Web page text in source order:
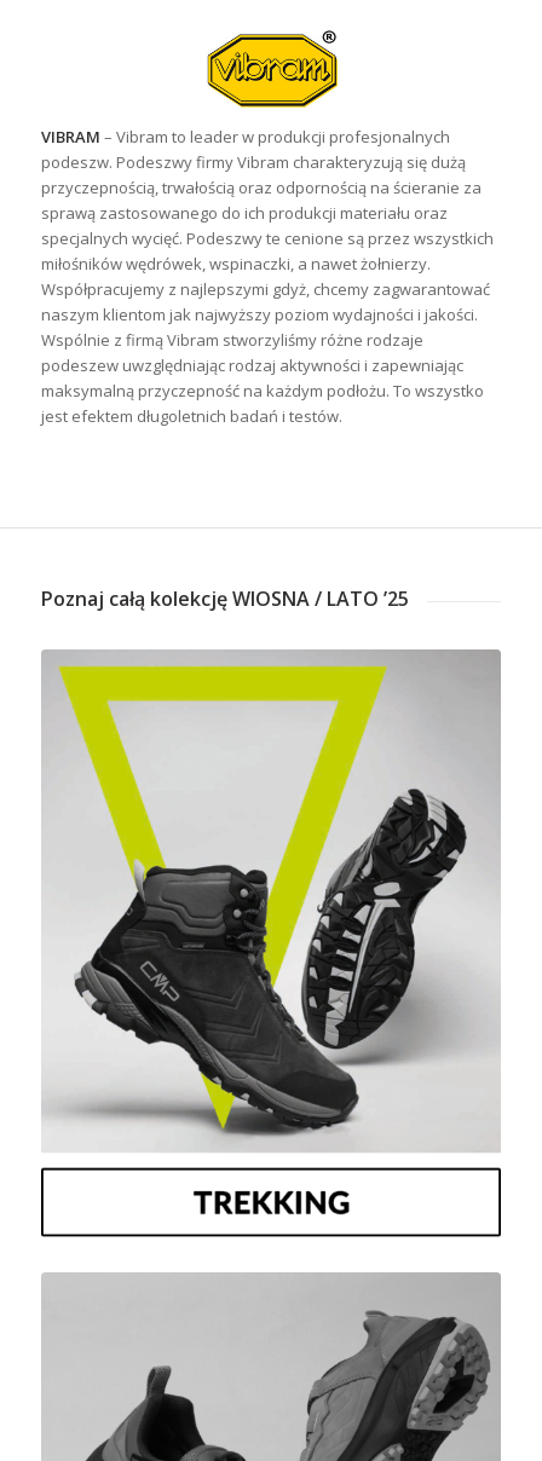
VIBRAM – Vibram to leader w produkcji profesjonalnych
podeszw. Podeszwy firmy Vibram charakteryzują się dużą
przyczepnością, trwałością oraz odpornością na ścieranie za
sprawą zastosowanego do ich produkcji materiału oraz
specjalnych wycięć. Podeszwy te cenione są przez wszystkich
miłośników wędrówek, wspinaczki, a nawet żołnierzy.
Współpracujemy z najlepszymi gdyż, chcemy zagwarantować
naszym klientom jak najwyższy poziom wydajności i jakości.
Wspólnie z firmą Vibram stworzyliśmy różne rodzaje
podeszew uwzględniając rodzaj aktywności i zapewniając
maksymalną przyczepność na każdym podłożu. To wszystko
jest efektem długoletnich badań i testów.
Poznaj całą kolekcję WIOSNA / LATO ’25